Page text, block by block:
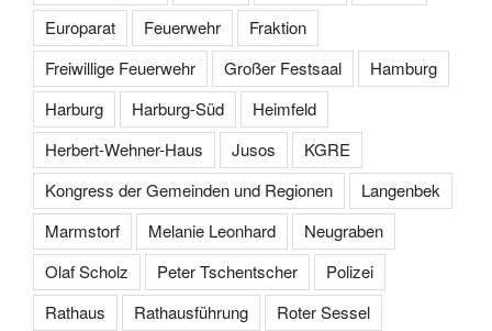
Europarat
Feuerwehr
Fraktion
Freiwillige Feuerwehr
Großer Festsaal
Hamburg
Harburg
Harburg-Süd
Heimfeld
Herbert-Wehner-Haus
Jusos
KGRE
Kongress der Gemeinden und Regionen
Langenbek
Marmstorf
Melanie Leonhard
Neugraben
Olaf Scholz
Peter Tschentscher
Polizei
Rathaus
Rathausführung
Roter Sessel